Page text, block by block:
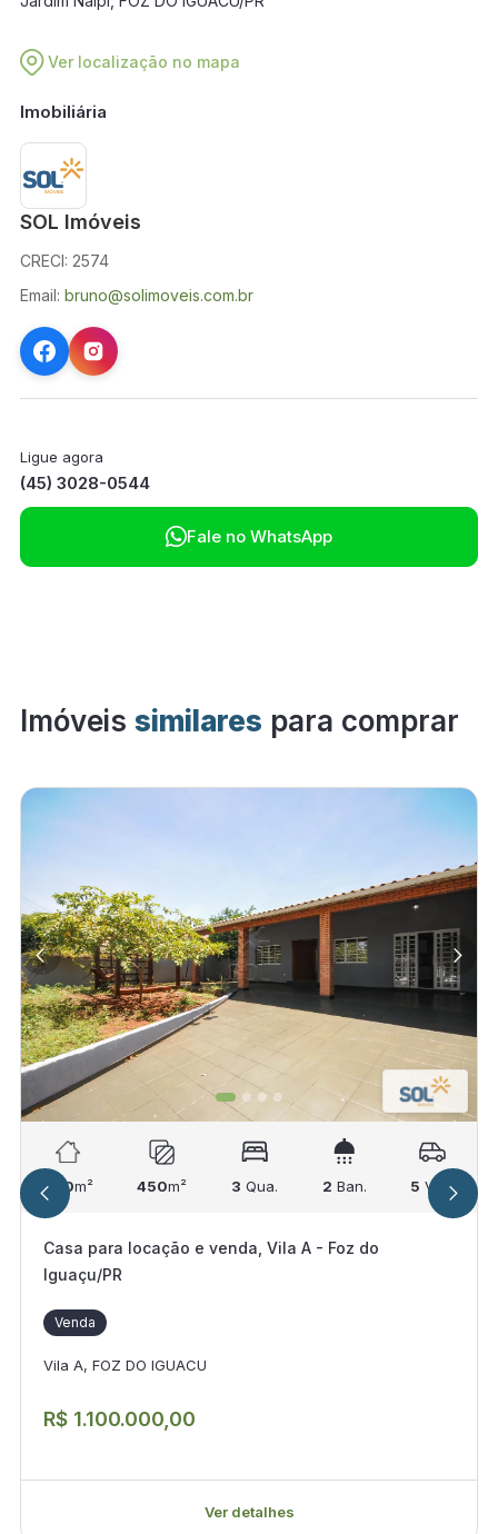
Ver localização no mapa
Imobiliária
SOL Imóveis
CRECI: 2574
Email: bruno@solimoveis.com.br
Ligue agora
(45) 3028-0544
Fale no WhatsApp
Imóveis similares para comprar
270m² 450m² 3 Qua. 2 Ban. 5 Vag.
Casa para locação e venda, Vila A - Foz do
Iguaçu/PR
Venda
Vila A, FOZ DO IGUACU
R$ 1.100.000,00
Ver detalhes